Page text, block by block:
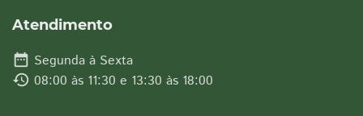
Atendimento
date_range Segunda à Sexta
history 08:00 às 11:30 e 13:30 às 18:00